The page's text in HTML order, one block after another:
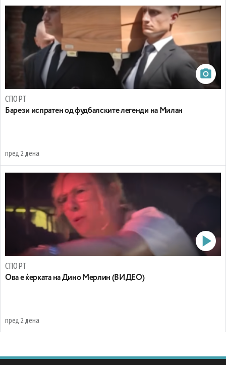
СПОРТ
Барези испратен од фудбалските легенди на Милан
пред 2 дена
СПОРТ
Oва е ќерката на Дино Мерлин (ВИДЕО)
пред 2 дена